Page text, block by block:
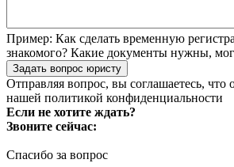
Пример: Как сделать временную
знакомого? Какие документы нужны,
Задать вопрос юристу
Отправляя вопрос, вы соглашаетесь, что
нашей политикой конфиденциальности
Если не хотите ждать?
Звоните сейчас:
Спасибо за вопрос